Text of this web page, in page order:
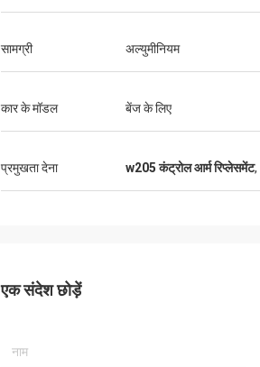
सामग्री अल्युमीनियम
कार के मॉडल बेंज के लिए
प्रमुखता देना w205 कंट्रोल आर्म रिप्लेसमेंट,
एक संदेश छोड़ें